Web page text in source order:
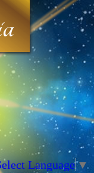
Language▼